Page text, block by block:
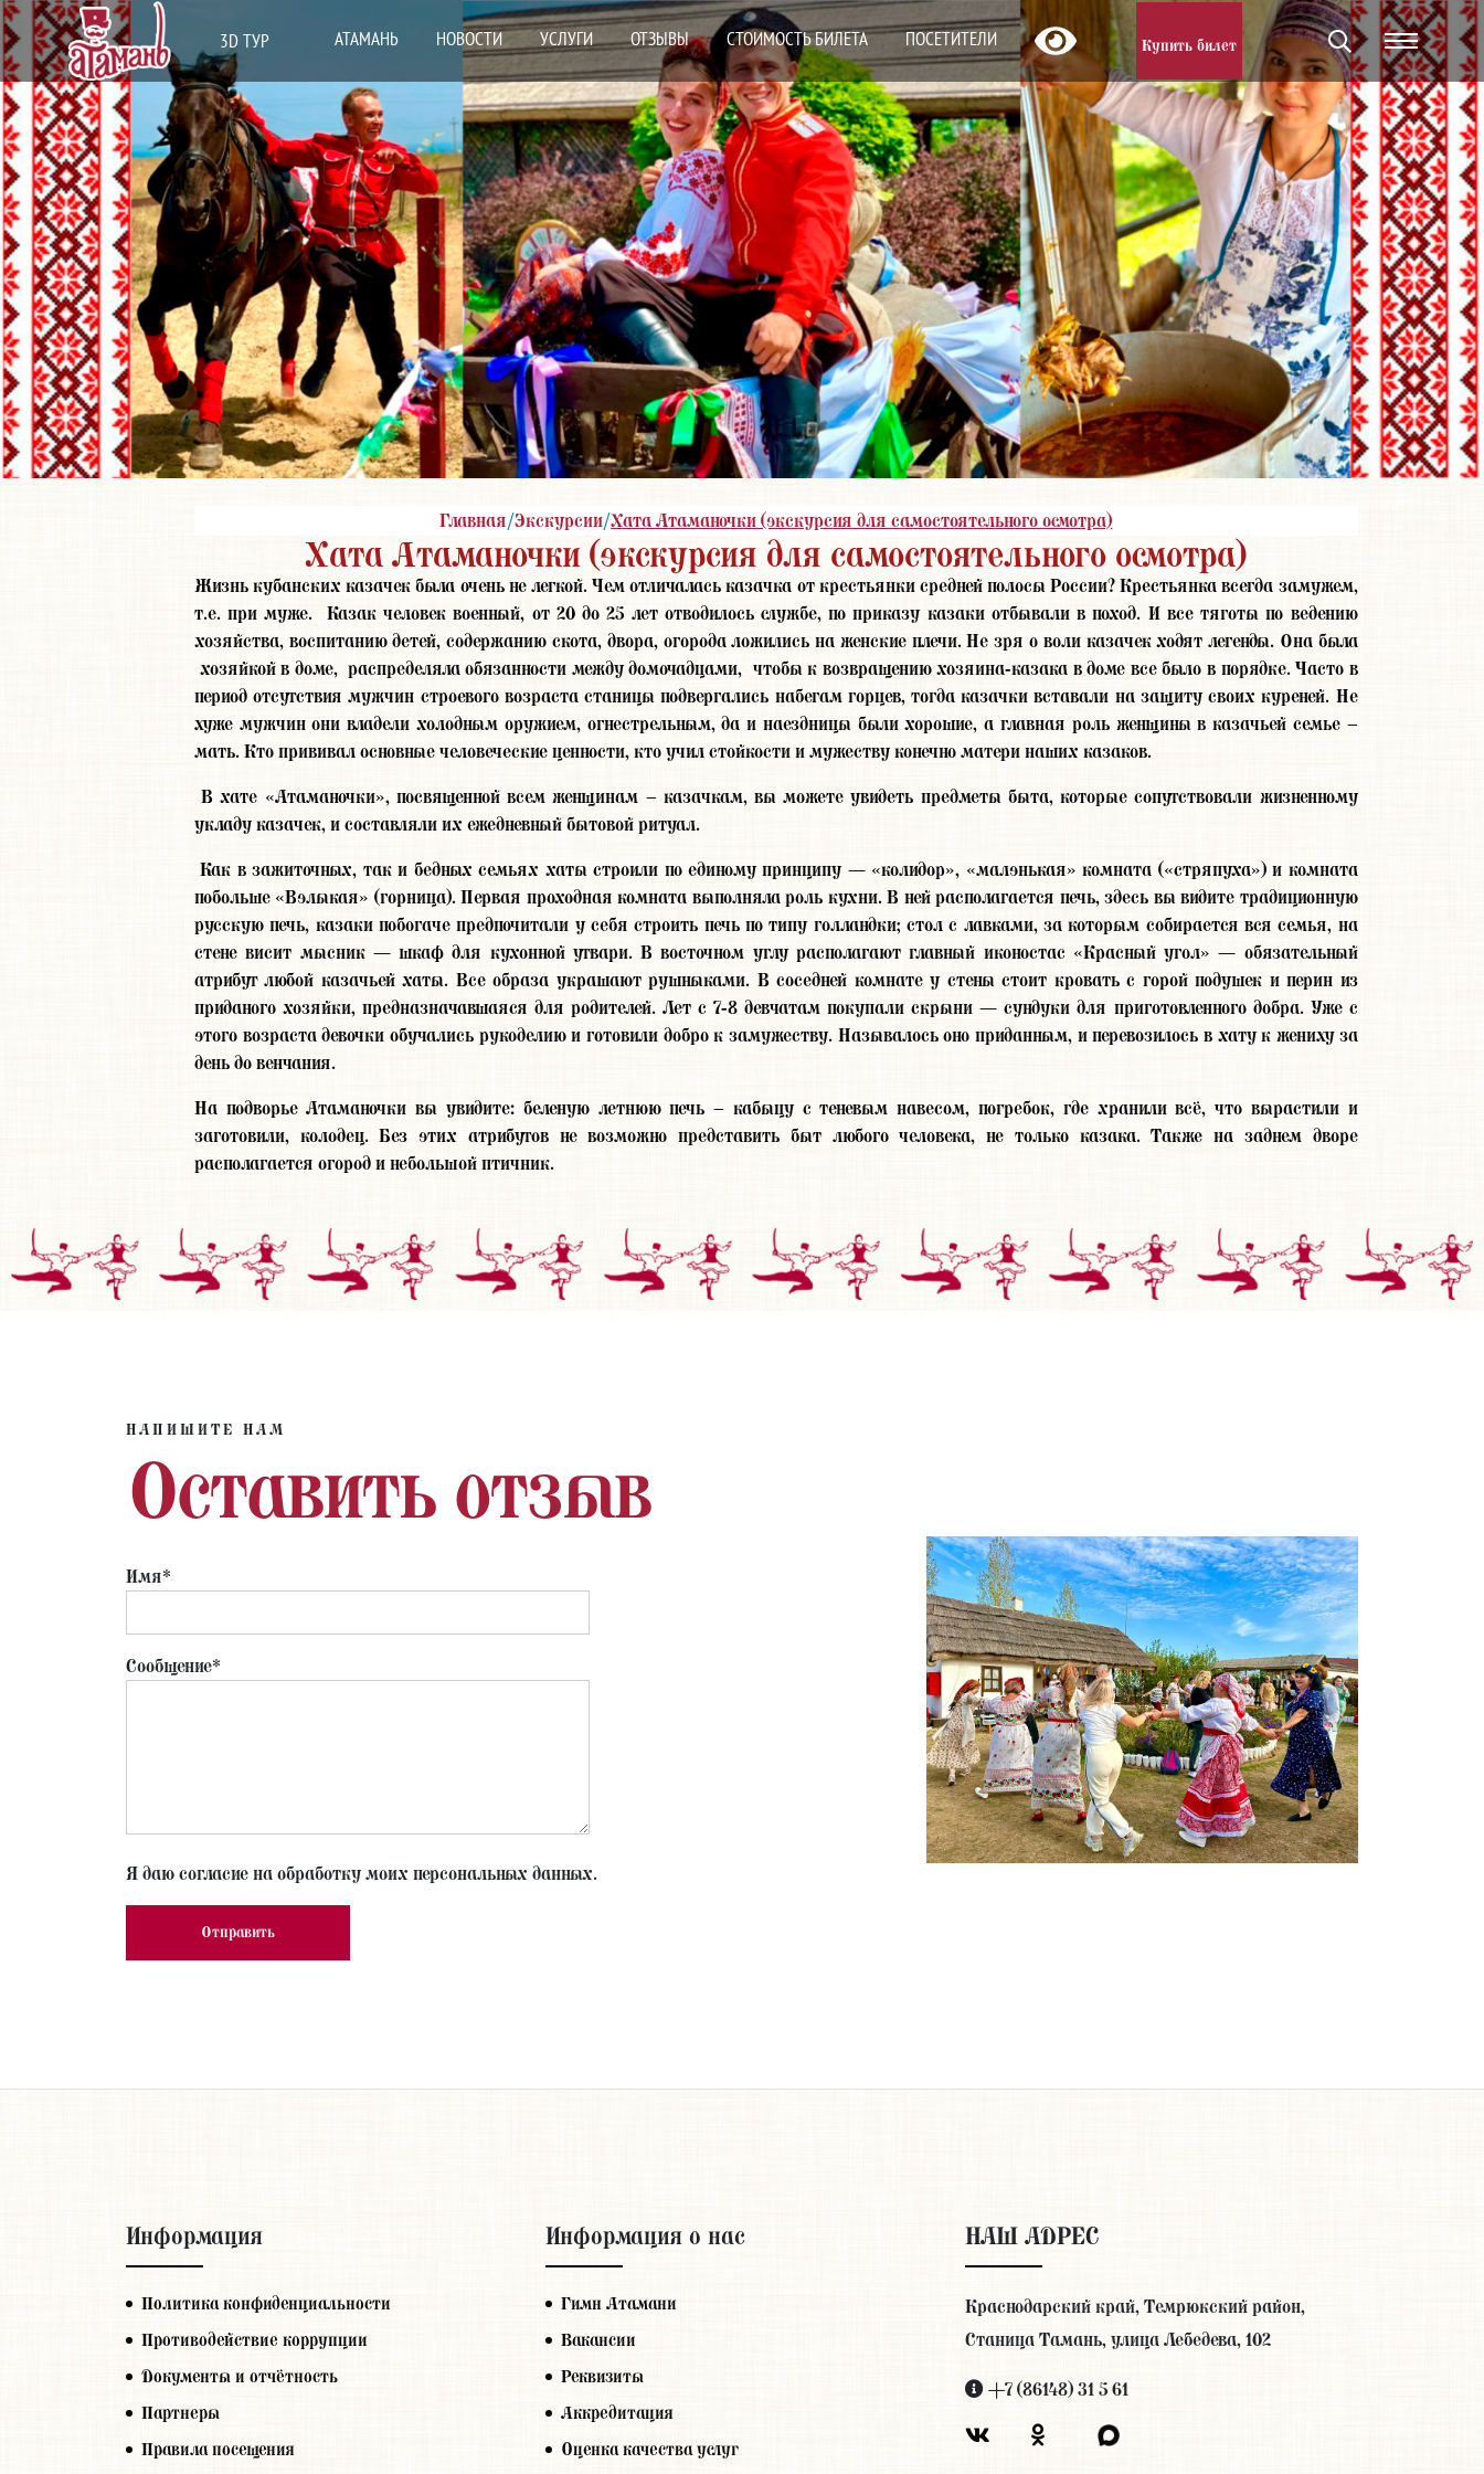
3D ТУР АТАМАНЬ НОВОСТИ УСЛУГИ ОТЗЫВЫ СТОИМОСТЬ БИЛЕТА ПОСЕТИТЕЛИ Купить билет
Главная/Экскурсии/Хата Атаманочки (экскурсия для самостоятельного осмотра)
Хата Атаманочки (экскурсия для самостоятельного осмотра)
Жизнь кубанских казачек была очень не легкой. Чем отличалась казачка от крестьянки средней полосы России? Крестьянка всегда замужем,
т.е. при муже. Казак человек военный, от 20 до 25 лет отводилось службе, по приказу казаки отбывали в поход. И все тяготы по ведению
хозяйства, воспитанию детей, содержанию скота, двора, огорода ложились на женские плечи. Не зря о воли казачек ходят легенды. Она была
хозяйкой в доме, распределяла обязанности между домочадцами, чтобы к возвращению хозяина-казака в доме все было в порядке. Часто в
период отсутствия мужчин строевого возраста станицы подвергались набегам горцев, тогда казачки вставали на защиту своих куреней. Не
хуже мужчин они владели холодным оружием, огнестрельным, да и наездницы были хорошие, а главная роль женщины в казачьей семье –
мать. Кто прививал основные человеческие ценности, кто учил стойкости и мужеству конечно матери наших казаков.
В хате «Атаманочки», посвященной всем женщинам – казачкам, вы можете увидеть предметы быта, которые сопутствовали жизненному
укладу казачек, и составляли их ежедневный бытовой ритуал.
Как в зажиточных, так и бедных семьях хаты строили по единому принципу — «колидор», «малэнькая» комната («стряпуха») и комната
побольше «Вэлыкая» (горница). Первая проходная комната выполняла роль кухни. В ней располагается печь, здесь вы видите традиционную
русскую печь, казаки побогаче предпочитали у себя строить печь по типу голландки; стол с лавками, за которым собирается вся семья, на
стене висит мысник — шкаф для кухонной утвари. В восточном углу располагают главный иконостас «Красный угол» — обязательный
атрибут любой казачьей хаты. Все образа украшают рушныками. В соседней комнате у стены стоит кровать с горой подушек и перин из
приданого хозяйки, предназначавшаяся для родителей. Лет с 7-8 девчатам покупали скрыни — сундуки для приготовленного добра. Уже с
этого возраста девочки обучались рукоделию и готовили добро к замужеству. Называлось оно приданным, и перевозилось в хату к жениху за
день до венчания.
На подворье Атаманочки вы увидите: беленую летнюю печь – кабыцу с теневым навесом, погребок, где хранили всё, что вырастили и
заготовили, колодец. Без этих атрибутов не возможно представить быт любого человека, не только казака. Также на заднем дворе
располагается огород и небольшой птичник.
НАПИШИТЕ НАМ
Оставить отзыв
Имя*
Сообщение*
Я даю согласие на обработку моих персональных данных.
Информация
Политика конфиденциальности
Противодействие коррупции
Документы и отчётность
Партнеры
Правила посещения
Информация о нас
Гимн Атамани
Вакансии
Реквизиты
Аккредитация
Оценка качества услуг
НАШ АДРЕС
Краснодарский край, Темрюкский район,
Станица Тамань, улица Лебедева, 102
+7 (86148) 31 5 61